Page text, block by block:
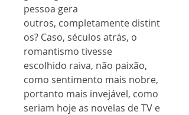
pessoa gera
outros, completamente distint
os? Caso, séculos atrás, o
romantismo tivesse
escolhido raiva, não paixão,
como sentimento mais nobre,
portanto mais invejável, como
seriam hoje as novelas de TV e